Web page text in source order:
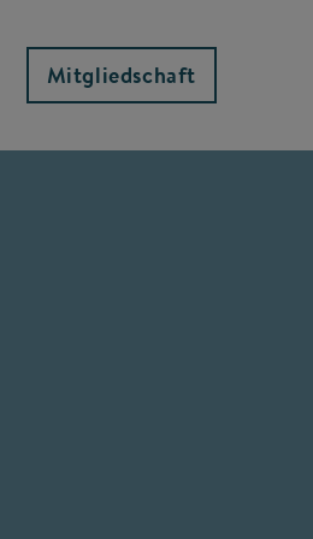
Mitgliedschaft